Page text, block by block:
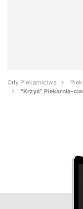
Orły Piekarnictwa
"Krzyś" Piekarnia-